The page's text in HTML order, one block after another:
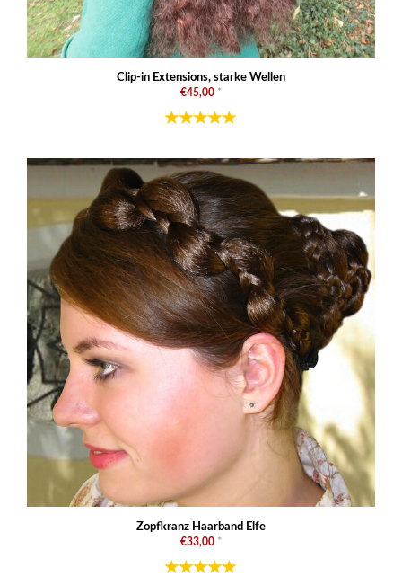
Clip-in Extensions, starke Wellen
€45,00 *
Zopfkranz Haarband Elfe
€33,00 *